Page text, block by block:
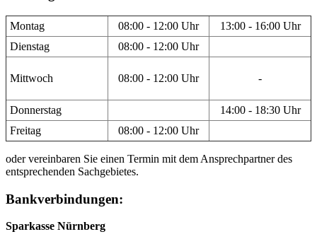
Montag 08:00 - 12:00 Uhr
13:00 - 16:00 Uhr
Dienstag
08:00 - 12:00 Uhr
Mittwoch 08:00 - 12:00 Uhr -
Donnerstag
14:00 - 18:30 Uhr
Freitag
08:00 - 12:00 Uhr
oder vereinbaren Sie einen Termin mit dem Ansprechpartner des
entsprechenden Sachgebietes.
Bankverbindungen:
Sparkasse Nürnberg